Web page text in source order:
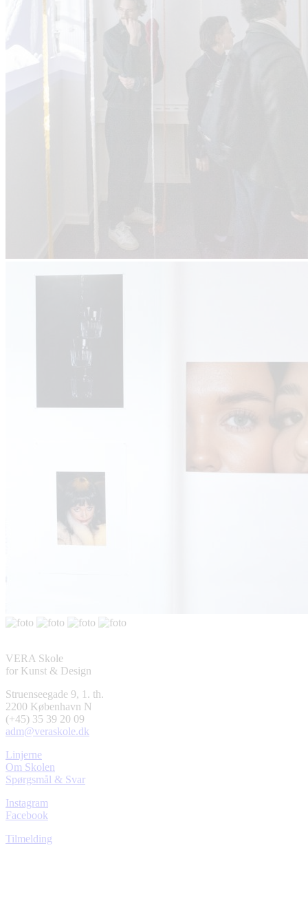
VERA Skole
for Kunst & Design
Struenseegade 9, 1. th.
2200 København N
(+45) 35 39 20 09
adm@veraskole.dk
Linjerne
Om Skolen
Spørgsmål & Svar
Instagram
Facebook
Tilmelding